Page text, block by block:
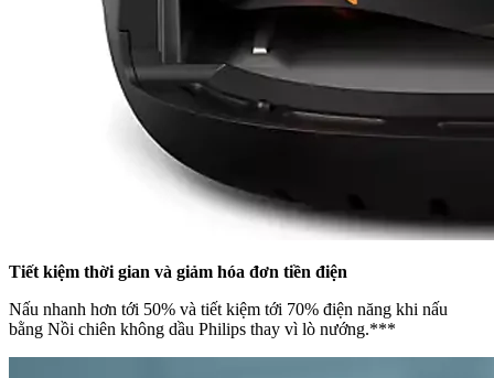
Tiết kiệm thời gian và giảm hóa đơn tiền điện
Nấu nhanh hơn tới 50% và tiết kiệm tới 70% điện năng khi nấu
bằng Nồi chiên không dầu Philips thay vì lò nướng.***